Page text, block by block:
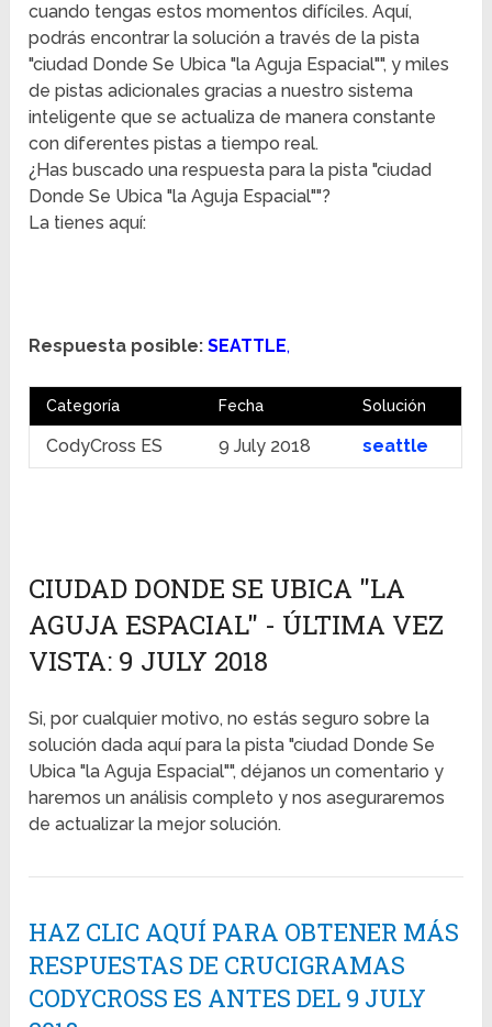
cuando tengas estos momentos difíciles. Aquí,
podrás encontrar la solución a través de la pista
"ciudad Donde Se Ubica "la Aguja Espacial"", y miles
de pistas adicionales gracias a nuestro sistema
inteligente que se actualiza de manera constante
con diferentes pistas a tiempo real.
¿Has buscado una respuesta para la pista "ciudad
Donde Se Ubica "la Aguja Espacial""?
La tienes aquí:
Respuesta posible: SEATTLE,
Categoría Fecha Solución
CodyCross ES 9 July 2018 seattle
CIUDAD DONDE SE UBICA "LA
AGUJA ESPACIAL" - ÚLTIMA VEZ
VISTA: 9 JULY 2018
Si, por cualquier motivo, no estás seguro sobre la
solución dada aquí para la pista "ciudad Donde Se
Ubica "la Aguja Espacial"", déjanos un comentario y
haremos un análisis completo y nos aseguraremos
de actualizar la mejor solución.
HAZ CLIC AQUÍ PARA OBTENER MÁS
RESPUESTAS DE CRUCIGRAMAS
CODYCROSS ES ANTES DEL 9 JULY